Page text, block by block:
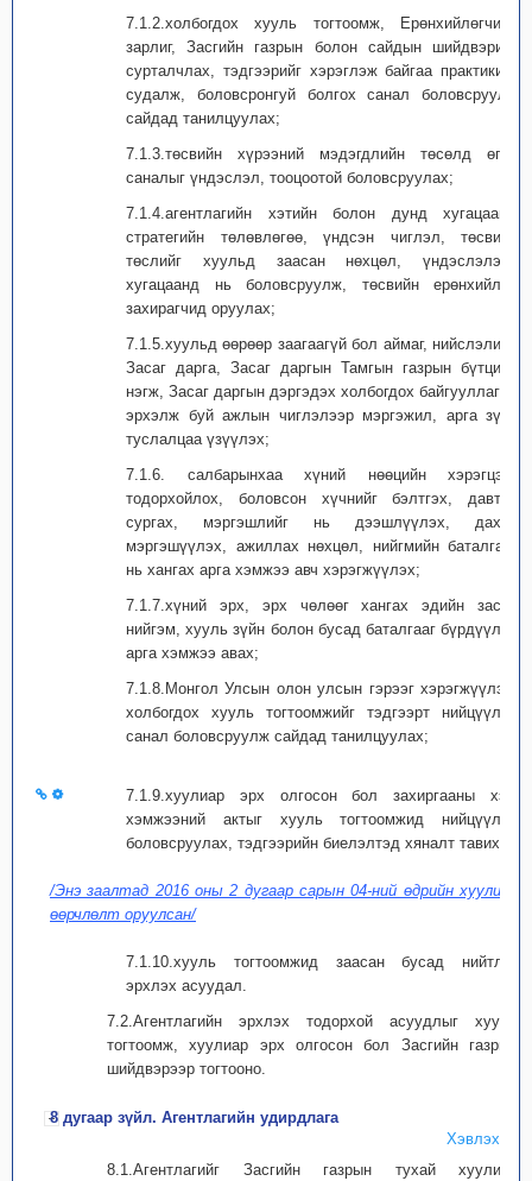
7.1.2.холбогдох хууль тогтоомж, Ерөнхийлөгчийн
зарлиг, Засгийн газрын болон сайдын шийдвэрийг
сурталчлах, тэдгээрийг хэрэглэж байгаа практикийг
судалж, боловсронгуй болгох санал боловсруулж
сайдад танилцуулах;
7.1.3.төсвийн хүрээний мэдэгдлийн төсөлд өгөх
саналыг үндэслэл, тооцоотой боловсруулах;
7.1.4.агентлагийн хэтийн болон дунд хугацааны
стратегийн төлөвлөгөө, үндсэн чиглэл, төсвийн
төслийг хуульд заасан нөхцөл, үндэслэлээр
хугацаанд нь боловсруулж, төсвийн ерөнхийлөн
захирагчид оруулах;
7.1.5.хуульд өөрөөр заагаагүй бол аймаг, нийслэлийн
Засаг дарга, Засаг даргын Тамгын газрын бүтцийн
нэгж, Засаг даргын дэргэдэх холбогдох байгууллагад
эрхэлж буй ажлын чиглэлээр мэргэжил, арга зүйн
туслалцаа үзүүлэх;
7.1.6. салбарынхаа хүний нөөцийн хэрэгцээг
тодорхойлох, боловсон хүчнийг бэлтгэх, давтан
сургах, мэргэшлийг нь дээшлүүлэх, дахин
мэргэшүүлэх, ажиллах нөхцөл, нийгмийн баталгааг
нь хангах арга хэмжээ авч хэрэгжүүлэх;
7.1.7.хүний эрх, эрх чөлөөг хангах эдийн засаг,
нийгэм, хууль зүйн болон бусад баталгааг бүрдүүлэх
арга хэмжээ авах;
7.1.8.Монгол Улсын олон улсын гэрээг хэрэгжүүлэх,
холбогдох хууль тогтоомжийг тэдгээрт нийцүүлэх
санал боловсруулж сайдад танилцуулах;
7.1.9.хуулиар эрх олгосон бол захиргааны хэм
хэмжээний актыг хууль тогтоомжид нийцүүлэн
боловсруулах, тэдгээрийн биелэлтэд хяналт тавих;
/Энэ заалтад 2016 оны 2 дугаар сарын 04-ний өдрийн хуулиар
өөрчлөлт оруулсан/
7.1.10.хууль тогтоомжид заасан бусад нийтлэг
эрхлэх асуудал.
7.2.Агентлагийн эрхлэх тодорхой асуудлыг хууль
тогтоомж, хуулиар эрх олгосон бол Засгийн газрын
шийдвэрээр тогтооно.
8 дугаар зүйл. Агентлагийн удирдлага
Хэвлэх
8.1.Агентлагийг Засгийн газрын тухай хуулийн